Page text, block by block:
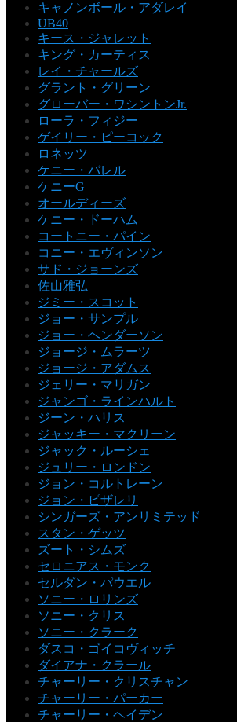
キャノンボール・アダレイ
UB40
キース・ジャレット
キング・カーティス
レイ・チャールズ
グラント・グリーン
グローバー・ワシントンJr.
ローラ・フィジー
ゲイリー・ピーコック
ロネッツ
ケニー・バレル
ケニーG
オールディーズ
ケニー・ドーハム
コートニー・パイン
コニー・エヴィンソン
サド・ジョーンズ
佐山雅弘
ジミー・スコット
ジョー・サンプル
ジョー・ヘンダーソン
ジョージ・ムラーツ
ジョージ・アダムス
ジェリー・マリガン
ジャンゴ・ラインハルト
ジーン・ハリス
ジャッキー・マクリーン
ジャック・ルーシェ
ジュリー・ロンドン
ジョン・コルトレーン
ジョン・ピザレリ
シンガーズ・アンリミテッド
スタン・ゲッツ
ズート・シムズ
セロニアス・モンク
セルダン・パウエル
ソニー・ロリンズ
ソニー・クリス
ソニー・クラーク
ダスコ・ゴイコヴィッチ
ダイアナ・クラール
チャーリー・クリスチャン
チャーリー・パーカー
チャーリー・ヘイデン